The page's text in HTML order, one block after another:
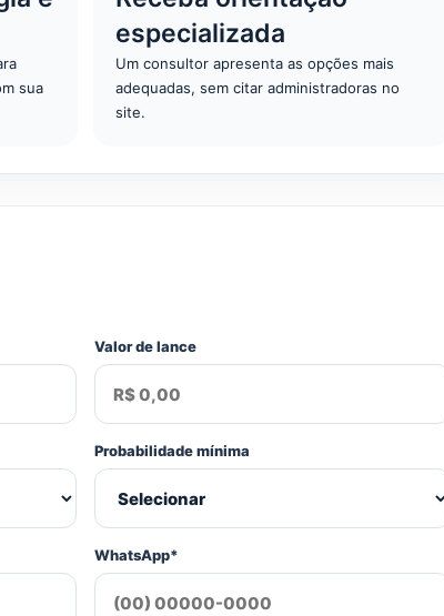
sua
especializada
Um consultor apresenta as opções mais
adequadas, sem citar administradoras no
site.
Valor de lance
Probabilidade mínima
WhatsApp*